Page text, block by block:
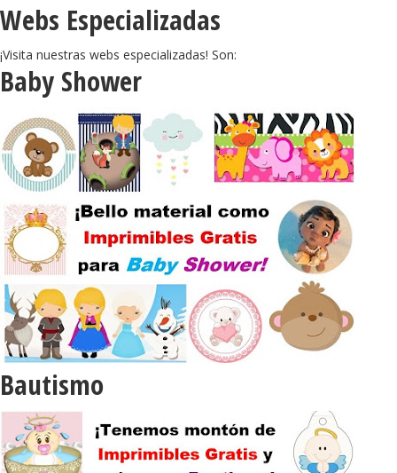
Webs Especializadas
¡Visita nuestras webs especializadas! Son:
Baby Shower
Bautismo